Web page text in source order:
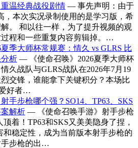
温经典战役剧情 — 事先声明：由于
，本次实况录制使用的是学习版，希
。 和以往一样，为了提升视频的观
程和一些重复内容剪辑掉。…
夏季大师杯常规赛：情久 vs GLRS 比
析 — 《使命召唤》2026夏季大师杯
久战队与GLRS战队在2026年7月19
交锋，谁能拿下关键积分？本场比
好者…
手步枪哪个强？SO14、TP63、SKS
解析 — 《使命召唤手游》射手步枪
顶着！TP63和SKS又美美隐身了捏，
和稳定性，成为当前版本射手步枪的
手步枪的出…